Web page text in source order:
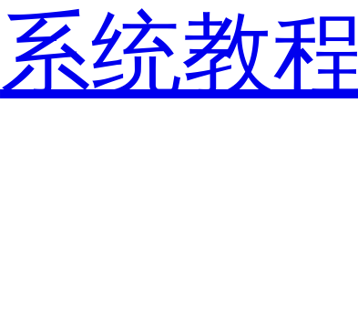
系统教程